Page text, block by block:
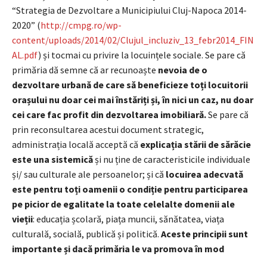
“Strategia de Dezvoltare a Municipiului Cluj-Napoca 2014-
2020” (http://cmpg.ro/wp-
content/uploads/2014/02/Clujul_incluziv_13_febr2014_FIN
AL.pdf) și tocmai cu privire la locuințele sociale. Se pare că
primăria dă semne că ar recunoaște nevoia de o
dezvoltare urbană de care să beneficieze toți locuitorii
orașului nu doar cei mai înstăriți și, în nici un caz, nu doar
cei care fac profit din dezvoltarea imobiliară.Se pare că
prin reconsultarea acestui document strategic,
administrația locală acceptă că explicația stării de sărăcie
este una sistemicăși nu ține de caracteristicile individuale
și/ sau culturale ale persoanelor; și că locuirea adecvată
este pentru toți oamenii o condiție pentru participarea
pe picior de egalitate la toate celelalte domenii ale
vieții: educația școlară, piața muncii, sănătatea, viața
culturală, socială, publică și politică. Aceste principii sunt
importante și dacă primăria le va promova în mod